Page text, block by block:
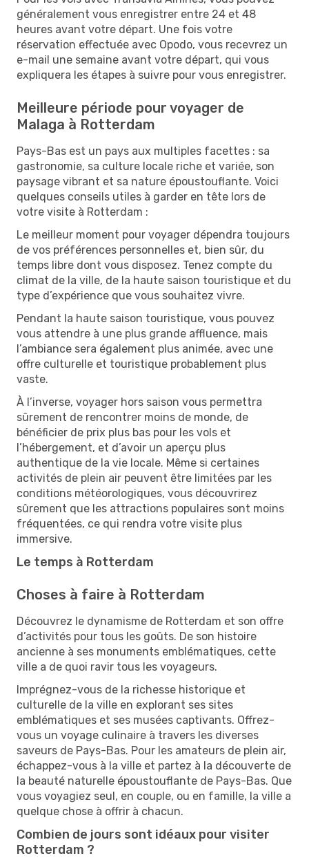
généralement vous enregistrer entre 24 et 48
heures avant votre départ. Une fois votre
réservation effectuée avec Opodo, vous recevrez un
e-mail une semaine avant votre départ, qui vous
expliquera les étapes à suivre pour vous enregistrer.
Meilleure période pour voyager de
Malaga à Rotterdam
Pays-Bas est un pays aux multiples facettes : sa
gastronomie, sa culture locale riche et variée, son
paysage vibrant et sa nature époustouflante. Voici
quelques conseils utiles à garder en tête lors de
votre visite à Rotterdam :
Le meilleur moment pour voyager dépendra toujours
de vos préférences personnelles et, bien sûr, du
temps libre dont vous disposez. Tenez compte du
climat de la ville, de la haute saison touristique et du
type d’expérience que vous souhaitez vivre.
Pendant la haute saison touristique, vous pouvez
vous attendre à une plus grande affluence, mais
l’ambiance sera également plus animée, avec une
offre culturelle et touristique probablement plus
vaste.
À l’inverse, voyager hors saison vous permettra
sûrement de rencontrer moins de monde, de
bénéficier de prix plus bas pour les vols et
l’hébergement, et d’avoir un aperçu plus
authentique de la vie locale. Même si certaines
activités de plein air peuvent être limitées par les
conditions météorologiques, vous découvrirez
sûrement que les attractions populaires sont moins
fréquentées, ce qui rendra votre visite plus
immersive.
Le temps à Rotterdam
Choses à faire à Rotterdam
Découvrez le dynamisme de Rotterdam et son offre
d’activités pour tous les goûts. De son histoire
ancienne à ses monuments emblématiques, cette
ville a de quoi ravir tous les voyageurs.
Imprégnez-vous de la richesse historique et
culturelle de la ville en explorant ses sites
emblématiques et ses musées captivants. Offrez-
vous un voyage culinaire à travers les diverses
saveurs de Pays-Bas. Pour les amateurs de plein air,
échappez-vous à la ville et partez à la découverte de
la beauté naturelle époustouflante de Pays-Bas. Que
vous voyagiez seul, en couple, ou en famille, la ville a
quelque chose à offrir à chacun.
Combien de jours sont idéaux pour visiter
Rotterdam ?